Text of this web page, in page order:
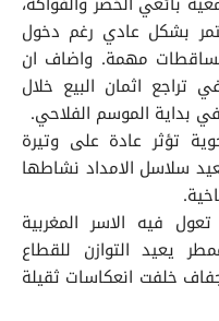
بشكل عادي رغم دخول
مهمة. واضاف ان
اثمان البيع خلال
بداية الموسم الفلاحي.
تؤثر عادة على وتيرة
سلاسل الامداد نشاطها
فيه الاسر المغربية
يعيد التوازن للقطاع
خلفت انعكاسات ثقيلة